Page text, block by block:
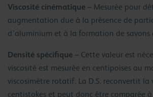
Viscosité cinématique – Mesurée pour
augmentation due à la présence de
d’aluminium et à la formation de savons
Densité spécifique – Cette valeur est
viscosité est mesurée en centipoises au
viscosimètre rotatif. La D.S. reconvertit la
centistokes et peut donc être comparée